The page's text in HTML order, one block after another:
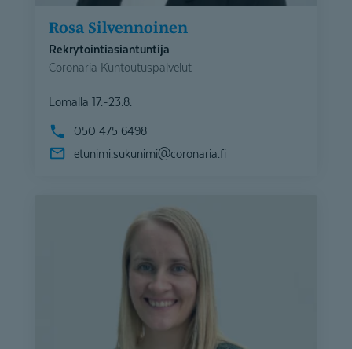
Rosa Silvennoinen
Rekrytointiasiantuntija
Coronaria Kuntoutuspalvelut
Lomalla 17.-23.8.
050 475 6498
etunimi.sukunimi@coronaria.fi